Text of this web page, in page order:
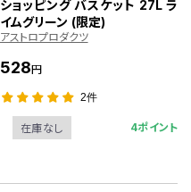
ショッピング バスケット 27L ラ
イムグリーン (限定)
アストロプロダクツ
528円
2件
在庫なし 4ポイント